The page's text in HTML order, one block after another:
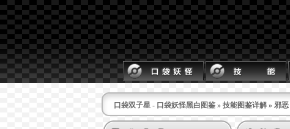
口袋双子星 - 口袋妖怪黑白图鉴 » 技能图鉴详解 » 邪恶